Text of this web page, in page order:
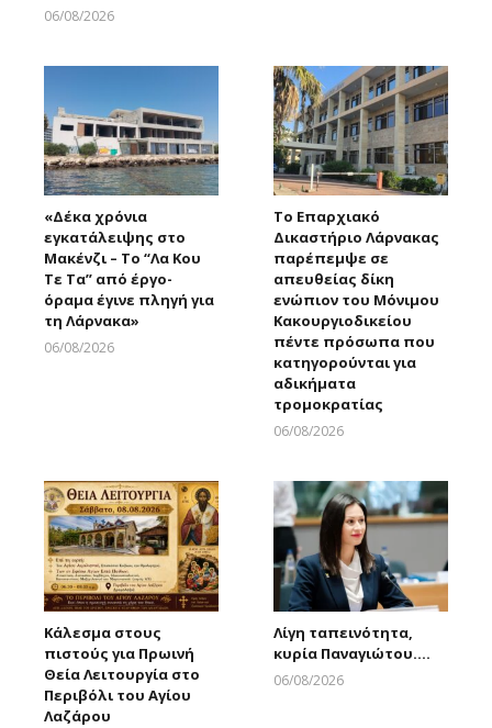
06/08/2026
«Δέκα χρόνια
εγκατάλειψης στο
Μακένζι – Το “Λα Κου
Τε Τα” από έργο-
όραμα έγινε πληγή για
τη Λάρνακα»
06/08/2026
Το Επαρχιακό
Δικαστήριο Λάρνακας
παρέπεμψε σε
απευθείας δίκη
ενώπιον του Μόνιμου
Κακουργιοδικείου
πέντε πρόσωπα που
κατηγορούνται για
αδικήματα
τρομοκρατίας
06/08/2026
Κάλεσμα στους
πιστούς για Πρωινή
Θεία Λειτουργία στο
Περιβόλι του Αγίου
Λαζάρου
Λίγη ταπεινότητα,
κυρία Παναγιώτου….
06/08/2026